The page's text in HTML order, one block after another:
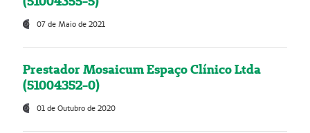
07 de Maio de 2021
Prestador Mosaicum Espaço Clínico Ltda
(51004352-0)
01 de Outubro de 2020